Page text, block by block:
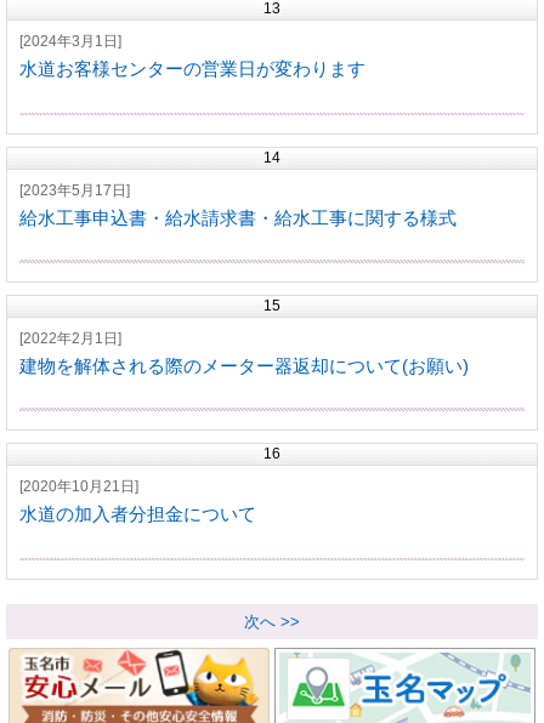
13
[2024年3月1日]
水道お客様センターの営業日が変わります
14
[2023年5月17日]
給水工事申込書・給水請求書・給水工事に関する様式
15
[2022年2月1日]
建物を解体される際のメーター器返却について(お願い)
16
[2020年10月21日]
水道の加入者分担金について
次へ >>